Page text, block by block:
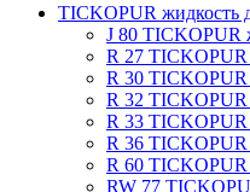
TICKOPUR жидкость
J 80 TICKOPUR
R 27 TICKOPUR
R 30 TICKOPUR
R 32 TICKOPUR
R 33 TICKOPUR
R 36 TICKOPUR
R 60 TICKOPUR
RW 77